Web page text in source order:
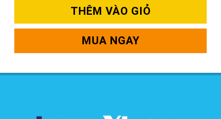
THÊM VÀO GIỎ
MUA NGAY